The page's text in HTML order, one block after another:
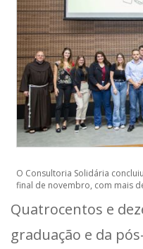
O Consultoria Solidária
final de novembro, com mais
Quatrocentos e
graduação e da